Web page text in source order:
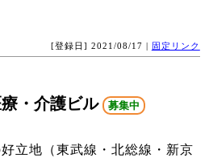
[登録日] 2021/08/17 | 固定リンク
・介護ビル 募集中
立地（東武線・北総線・新京